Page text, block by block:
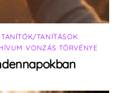
TANÍTÓK/TANÍTÁSOK
,VONZÁS TÖRVÉNYE